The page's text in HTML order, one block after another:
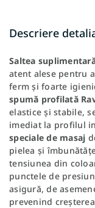
Descriere
Saltea
atent alese pentru
ferm și foarte
spumă profilată
elastice și stabile,
imediat la profilul
speciale de masaj
pielea și
tensiunea din
punctele de
asigură, de
prevenind